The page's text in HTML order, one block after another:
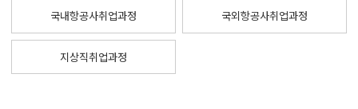
국내항공사취업과정 국외항공사취업과정
지상직취업과정